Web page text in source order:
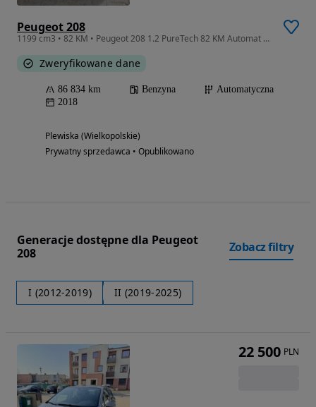
Peugeot 208
1199 cm3 • 82 KM • Peugeot 208 1.2 PureTech 82 KM Automat + LPG | 2018 | 87 000 km
Zweryfikowane dane
86 834 km Benzyna
Automatyczna
2018
Plewiska (Wielkopolskie)
Prywatny sprzedawca • Opublikowano
Generacje dostępne dla Peugeot
208
Zobacz filtry
I (2012-2019) II (2019-2025)
22 500 PLN